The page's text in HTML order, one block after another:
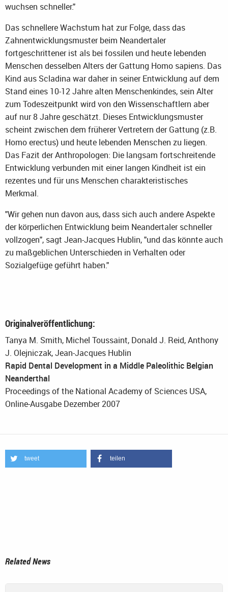
wuchsen schneller."
Das schnellere Wachstum hat zur Folge, dass das
Zahnentwicklungsmuster beim Neandertaler
fortgeschrittener ist als bei fossilen und heute lebenden
Menschen desselben Alters der Gattung Homo sapiens. Das
Kind aus Scladina war daher in seiner Entwicklung auf dem
Stand eines 10-12 Jahre alten Menschenkindes, sein Alter
zum Todeszeitpunkt wird von den Wissenschaftlern aber
auf nur 8 Jahre geschätzt. Dieses Entwicklungsmuster
scheint zwischen dem früherer Vertretern der Gattung (z.B.
Homo erectus) und heute lebenden Menschen zu liegen.
Das Fazit der Anthropologen: Die langsam fortschreitende
Entwicklung verbunden mit einer langen Kindheit ist ein
rezentes und für uns Menschen charakteristisches
Merkmal.
"Wir gehen nun davon aus, dass sich auch andere Aspekte
der körperlichen Entwicklung beim Neandertaler schneller
vollzogen", sagt Jean-Jacques Hublin, "und das könnte auch
zu maßgeblichen Unterschieden in Verhalten oder
Sozialgefüge geführt haben."
Originalveröffentlichung:
Tanya M. Smith, Michel Toussaint, Donald J. Reid, Anthony
J. Olejniczak, Jean-Jacques Hublin
Rapid Dental Development in a Middle Paleolithic Belgian
Neanderthal
Proceedings of the National Academy of Sciences USA,
Online-Ausgabe Dezember 2007
tweet teilen
Related News